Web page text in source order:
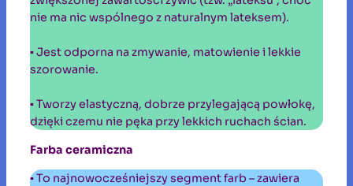
nie ma nic wspólnego z naturalnym lateksem).
▪ Jest odporna na zmywanie, matowienie i lekkie
szorowanie.
▪ Tworzy elastyczną, dobrze przylegającą powłokę,
dzięki czemu nie pęka przy lekkich ruchach ścian.
Farba ceramiczna
▪ To najnowocześniejszy segment farb – zawiera